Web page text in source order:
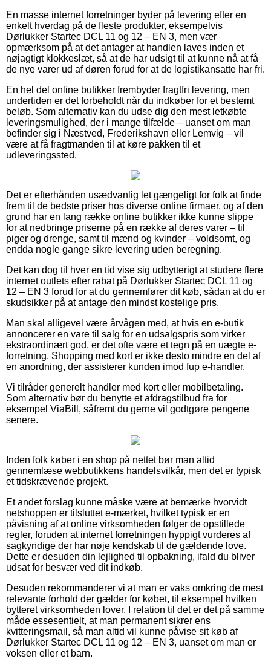
En masse internet forretninger byder på levering efter en
enkelt hverdag på de fleste produkter, eksempelvis
Dørlukker Startec DCL 11 og 12 – EN 3, men vær
opmærksom på at det antager at handlen laves inden et
nøjagtigt klokkeslæt, så at de har udsigt til at kunne nå at få
de nye varer ud af døren forud for at de logistikansatte har fri.
En hel del online butikker frembyder fragtfri levering, men
undertiden er det forbeholdt når du indkøber for et bestemt
beløb. Som alternativ kan du udse dig den mest letkøbte
leveringsmulighed, der i mange tilfælde – uanset om man
befinder sig i Næstved, Frederikshavn eller Lemvig – vil
være at få fragtmanden til at køre pakken til et
udleveringssted.
Det er efterhånden usædvanlig let gængeligt for folk at finde
frem til de bedste priser hos diverse online firmaer, og af den
grund har en lang række online butikker ikke kunne slippe
for at nedbringe priserne på en række af deres varer – til
piger og drenge, samt til mænd og kvinder – voldsomt, og
endda nogle gange sikre levering uden beregning.
Det kan dog til hver en tid vise sig udbytterigt at studere flere
internet outlets efter rabat på Dørlukker Startec DCL 11 og
12 – EN 3 forud for at du gennemfører dit køb, sådan at du er
skudsikker på at antage den mindst kostelige pris.
Man skal alligevel være årvågen med, at hvis en e-butik
annoncerer en vare til salg for en udsalgspris som virker
ekstraordinært god, er det ofte være et tegn på en uægte e-
forretning. Shopping med kort er ikke desto mindre en del af
en anordning, der assisterer kunden imod fup e-handler.
Vi tilråder generelt handler med kort eller mobilbetaling.
Som alternativ bør du benytte et afdragstilbud fra for
eksempel ViaBill, såfremt du gerne vil godtgøre pengene
senere.
Inden folk køber i en shop på nettet bør man altid
gennemlæse webbutikkens handelsvilkår, men det er typisk
et tidskrævende projekt.
Et andet forslag kunne måske være at bemærke hvorvidt
netshoppen er tilsluttet e-mærket, hvilket typisk er en
påvisning af at online virksomheden følger de opstillede
regler, foruden at internet forretningen hyppigt vurderes af
sagkyndige der har nøje kendskab til de gældende love.
Dette er desuden din lejlighed til opbakning, ifald du bliver
udsat for besvær ved dit indkøb.
Desuden rekommanderer vi at man er vaks omkring de mest
relevante forhold der gælder for købet, til eksempel hvilken
bytteret virksomheden lover. I relation til det er det på samme
måde essesentielt, at man permanent sikrer ens
kvitteringsmail, så man altid vil kunne påvise sit køb af
Dørlukker Startec DCL 11 og 12 – EN 3, uanset om man er
voksen eller et barn.